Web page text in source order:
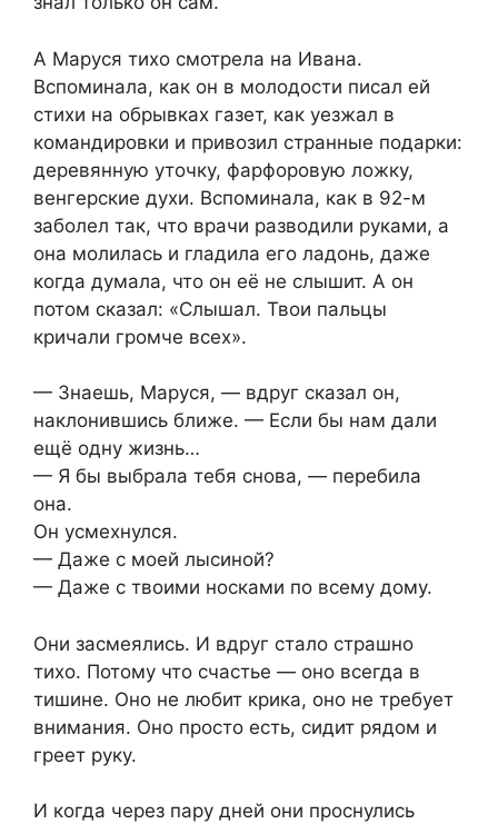
А Маруся тихо смотрела на Ивана.
Вспоминала, как он в молодости писал ей
стихи на обрывках газет, как уезжал в
командировки и привозил странные подарки:
деревянную уточку, фарфоровую ложку,
венгерские духи. Вспоминала, как в 92-м
заболел так, что врачи разводили руками, а
она молилась и гладила его ладонь, даже
когда думала, что он её не слышит. А он
потом сказал: «Слышал. Твои пальцы
кричали громче всех».
— Знаешь, Маруся, — вдруг сказал он,
наклонившись ближе. — Если бы нам дали
ещё одну жизнь…
— Я бы выбрала тебя снова, — перебила
она.
Он усмехнулся.
— Даже с моей лысиной?
— Даже с твоими носками по всему дому.
Они засмеялись. И вдруг стало страшно
тихо. Потому что счастье — оно всегда в
тишине. Оно не любит крика, оно не требует
внимания. Оно просто есть, сидит рядом и
греет руку.
И когда через пару дней они проснулись